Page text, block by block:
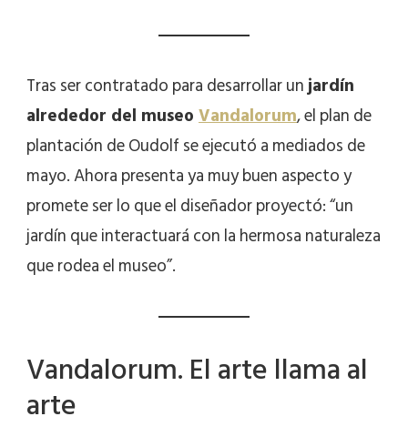
Tras ser contratado para desarrollar unjardín
alrededor del museoVandalorum, el plan de
plantación de Oudolf se ejecutó a mediados de
mayo. Ahora presenta ya muy buen aspecto y
promete ser lo que el diseñador proyectó: “un
jardín que interactuará con la hermosa naturaleza
que rodea el museo”.
Vandalorum. El arte llama al
arte